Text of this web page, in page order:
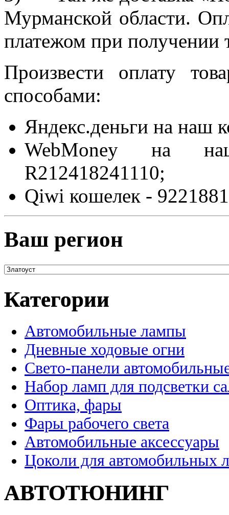
Мурманской области.
платежом при получении
Произвести оплату
способами:
Яндекс.деньги на наш
WebMoney на
R212418241110;
Qiwi кошелек -
Ваш регион
Категории
Автомобильные лампы
Дневные ходовые огни
Свето-панели
Набор ламп для подсветки
Оптика, фары
Фары рабочего света
Автомобильные аксессуары
Цоколи для автомобильных
АВТОТЮНИНГ